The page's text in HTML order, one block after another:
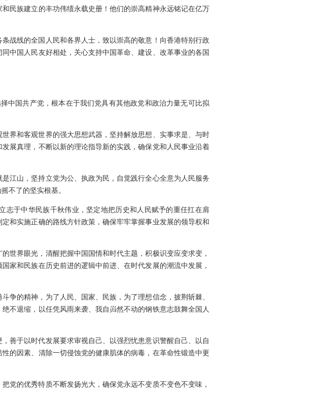
民族建立的丰功伟绩永载史册！他们的崇高精神永远铭记在亿万
战线的全国人民和各界人士，致以崇高的敬意！向香港特别行政
中国人民友好相处，关心支持中国革命、建设、改革事业的各国
中国共产党，根本在于我们党具有其他政党和政治力量无可比拟
界和客观世界的强大思想武器，坚持解放思想、实事求是、与时
展真理，不断以新的理论指导新的实践，确保党和人民事业沿着
江山，坚持立党为公、执政为民，自觉践行全心全意为人民服务
不了的坚实根基。
于中华民族千秋伟业，坚定地把历史和人民赋予的重任扛在肩
和实施正确的路线方针政策，确保牢牢掌握事业发展的领导权和
界眼光，清醒把握中国国情和时代主题，积极识变应变求变，
家和民族在历史前进的逻辑中前进、在时代发展的潮流中发展，
的精神，为了人民、国家、民族，为了理想信念，披荆斩棘、
不退缩，以任凭风雨来袭、我自岿然不动的钢铁意志鼓舞全国人
善于以时代发展要求审视自己、以强烈忧患意识警醒自己、以自
的因素、清除一切侵蚀党的健康肌体的病毒，在革命性锻造中更
党的优秀特质不断发扬光大，确保党永远不变质不变色不变味，